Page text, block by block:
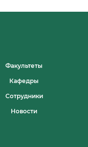
Факультеты
Кафедры
Сотрудники
Новости